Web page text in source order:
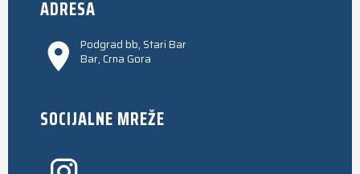
ADRESA
Podgrad bb, Stari Bar
Bar, Crna Gora
SOCIJALNE MREŽE